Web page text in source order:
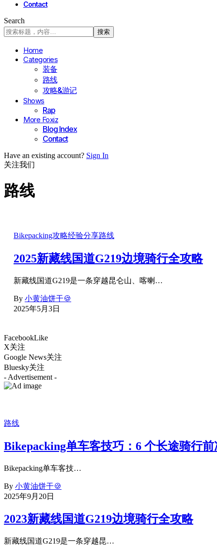
Contact
Search
Home
Categories
装备
路线
攻略&游记
Shows
Rap
More Foxiz
Blog Index
Contact
Have an existing account? Sign In
关注我们
路线
Bikepacking攻略经验分享路线
2025新藏线国道G219边境骑行全攻略
新藏线国道G219是一条穿越昆仑山、喀喇…
By 小黄油饼干🍪
2025年5月3日
FacebookLike
X关注
Google News关注
Bluesky关注
- Advertisement -
路线
Bikepacking单车客技巧：6 个长途骑行
Bikepacking单车客技…
By 小黄油饼干🍪
2025年9月20日
2023新藏线国道G219边境骑行全攻略
新藏线国道G219是一条穿越昆…